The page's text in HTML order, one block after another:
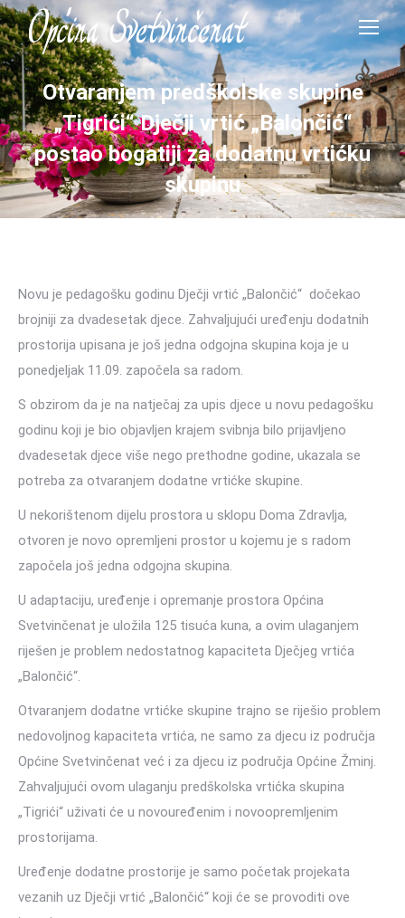
Otvaranjem predškolske skupine
„Tigrići“ Dječji vrtić „Balončić“
postao bogatiji za dodatnu vrtićku
skupinu
Novu je pedagošku godinu Dječji vrtić „Balončić“ dočekao
brojniji za dvadesetak djece. Zahvaljujući uređenju dodatnih
prostorija upisana je još jedna odgojna skupina koja je u
ponedjeljak 11.09. započela sa radom.
S obzirom da je na natječaj za upis djece u novu pedagošku
godinu koji je bio objavljen krajem svibnja bilo prijavljeno
dvadesetak djece više nego prethodne godine, ukazala se
potreba za otvaranjem dodatne vrtićke skupine.
U nekorištenom dijelu prostora u sklopu Doma Zdravlja,
otvoren je novo opremljeni prostor u kojemu je s radom
započela još jedna odgojna skupina.
U adaptaciju, uređenje i opremanje prostora Općina
Svetvinčenat je uložila 125 tisuća kuna, a ovim ulaganjem
riješen je problem nedostatnog kapaciteta Dječjeg vrtića
„Balončić“.
Otvaranjem dodatne vrtićke skupine trajno se riješio problem
nedovoljnog kapaciteta vrtića, ne samo za djecu iz područja
Općine Svetvinčenat već i za djecu iz područja Općine Žminj.
Zahvaljujući ovom ulaganju predškolska vrtićka skupina
„Tigrići“ uživati će u novouređenim i novoopremljenim
prostorijama.
Uređenje dodatne prostorije je samo početak projekata
vezanih uz Dječji vrtić „Balončić“ koji će se provoditi ove